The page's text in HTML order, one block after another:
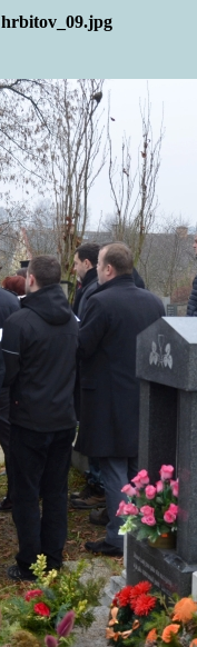
hrbitov_09.jpg